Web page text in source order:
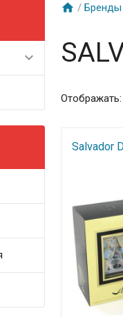
/ Бренды
Отображать:
Salvador